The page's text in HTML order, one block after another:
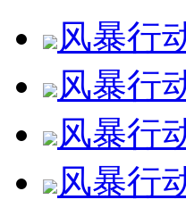
风暴行
风暴行
风暴行
风暴行